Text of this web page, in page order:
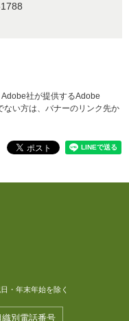
社が提供するAdobe
い方は、バナーのリンク先か
・年末年始を除く
織別電話番号